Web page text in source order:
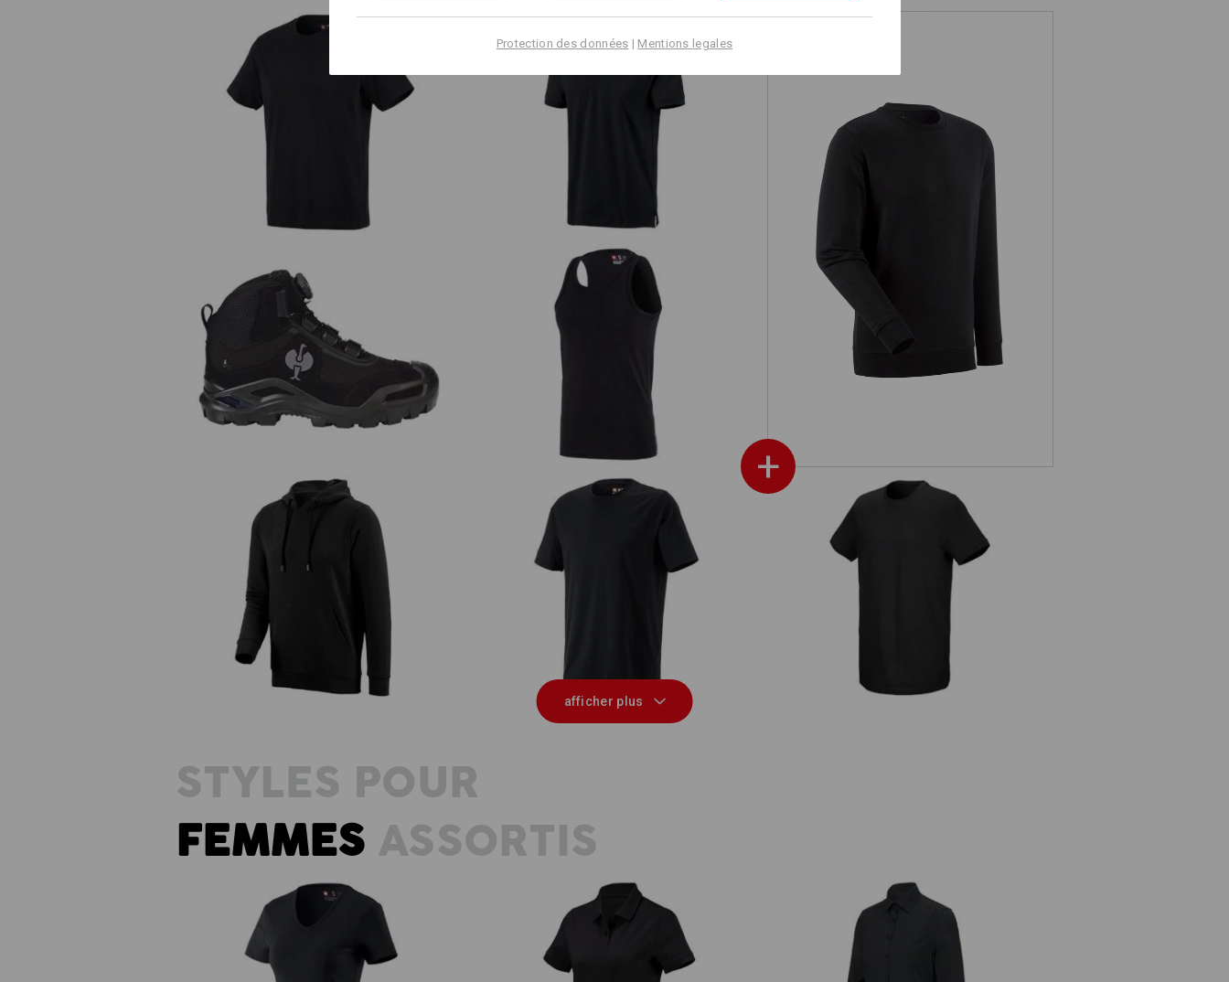
+
e.s. T-shirt cotton e.s. Polo cotton
S3 Chaussures hautes de sécurité
e.s.Kastra II mid
e.s. T-shirt Athletic cotton
e.s. Sweatshirt à capuche poly cotton e.s. T-Shirt cotton, long fit e.s. T-Shirt cotton stretch, long fit
afficher plus
STYLES POUR
FEMMESASSORTIS
Protection des données | Mentions legales